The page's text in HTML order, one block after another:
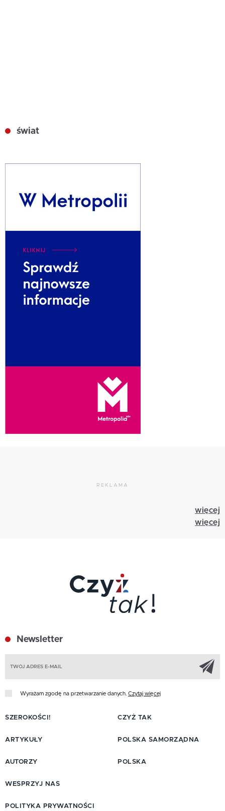
świat
REKLAMA
więcej
więcej
Newsletter
Wyrażam zgodę na przetwarzanie danych. Czytaj więcej
SZEROKOŚCI!
ARTYKUŁY
AUTORZY
CZYŻ TAK
POLSKA SAMORZĄDNA
POLSKA
WESPRZYJ NAS
POLITYKA PRYWATNOŚCI